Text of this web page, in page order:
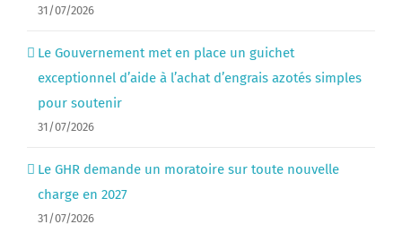
31/07/2026
Le Gouvernement met en place un guichet
exceptionnel d’aide à l’achat d’engrais azotés simples
pour soutenir
31/07/2026
Le GHR demande un moratoire sur toute nouvelle
charge en 2027
31/07/2026